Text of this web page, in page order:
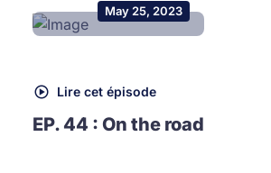
May 25, 2023
Lire cet épisode
EP. 44 : On the road